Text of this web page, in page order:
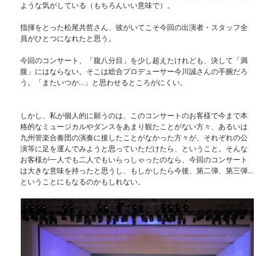
ような気がしている（もちろんいい意味で）。
指揮をとった松尾共哲さん、彼がいてこそ今回の出演者・スタッフ全
員がひとつになれたと思う。
今回のコンサート、「腹八分目」を少し超えたけれども、決して「満
腹」にはならない。そこは総合プロデューサー今川誠さんの手腕だろ
う。「またいつか…」と思わせるところがにくい。
しかし、私が個人的に願うのは、このコンサートのお客様で今まで本
格的なミュージカルやダンスをあまり観たことがない方々、あるいは
九州管楽合奏団の演奏に接したことがなかった方々が、それぞれの公
演等に足を運んでみようと思っていただけたら、ということ。そんな
お客様が一人でも二人でもいらっしゃったのなら、今回のコンサート
は大きな意味を持ったと思うし、もしかしたら今後、第二弾、第三弾…
ということにもなるのかもしれない。